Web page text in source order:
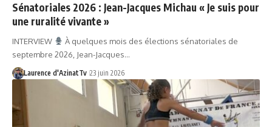
Sénatoriales 2026 : Jean-Jacques Michau « Je suis pour
une ruralité vivante »
INTERVIEW
À quelques mois des élections sénatoriales de
septembre 2026, Jean-Jacques…
Laurence d'AzinatTv 23 juin 2026